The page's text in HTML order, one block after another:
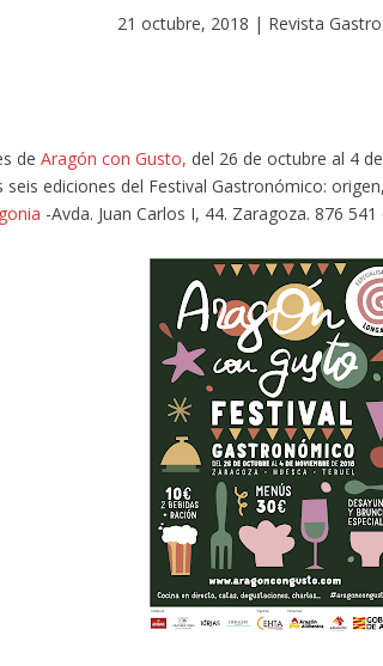
21 octubre, 2018 | Revista
deAragón con Gusto, del 26 de octubre al 4
seis ediciones del Festival Gastronómico:
-Avda. Juan Carlos I, 44. Zaragoza. 876 541